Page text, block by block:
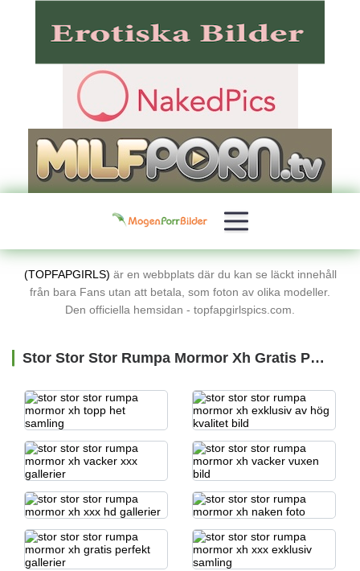
(TOPFAPGIRLS) är en webbplats där du kan se läckt innehåll
från bara Fans utan att betala, som foton av olika modeller.
Den officiella hemsidan - topfapgirlspics.com.
Stor Stor Stor Rumpa Mormor Xh Gratis Porrbilder